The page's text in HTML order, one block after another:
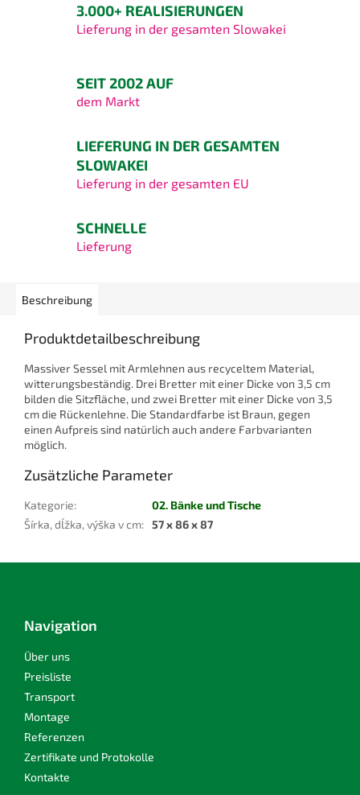
3.000+ REALISIERUNGEN
Lieferung in der gesamten Slowakei
SEIT 2002 AUF
dem Markt
LIEFERUNG IN DER GESAMTEN
SLOWAKEI
Lieferung in der gesamten EU
SCHNELLE
Lieferung
Beschreibung
Produktdetailbeschreibung
Massiver Sessel mit Armlehnen aus recyceltem Material,
witterungsbeständig. Drei Bretter mit einer Dicke von 3,5 cm
bilden die Sitzfläche, und zwei Bretter mit einer Dicke von 3,5
cm die Rückenlehne. Die Standardfarbe ist Braun, gegen
einen Aufpreis sind natürlich auch andere Farbvarianten
möglich.
Zusätzliche Parameter
Kategorie:
02. Bänke und Tische
Šírka, dĺžka, výška v cm: 57 x 86 x 87
Navigation
Über uns
Preisliste
Transport
Montage
Referenzen
Zertifikate und Protokolle
Kontakte